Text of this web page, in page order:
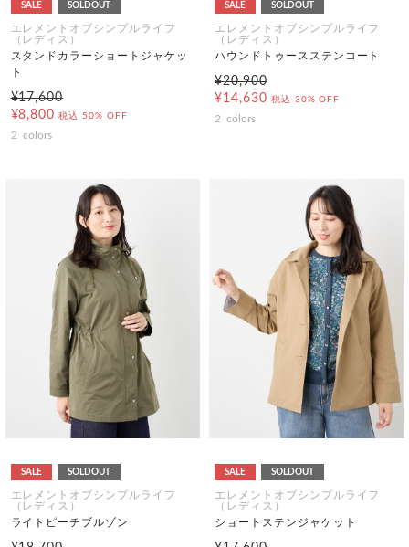
SALE SOLDOUT
エレメントオブシンプルライフ
（レディス）
スタンドカラーショートジャケッ
ト
¥17,600
¥8,800 税込 50% OFF
2 colors
SALE SOLDOUT
エレメントオブシンプルライフ
（レディス）
ハウンドトゥースステンコート
¥20,900
¥14,630 税込 30% OFF
2 colors
SALE SOLDOUT
エレメントオブシンプルライフ
（レディス）
ライトピーチブルゾン
SALE SOLDOUT
エレメントオブシンプルライフ
（レディス）
ショートステンジャケット